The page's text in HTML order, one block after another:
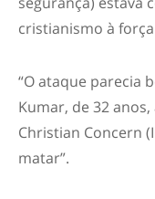
cristianismo à
“O ataque parecia
Kumar, de 32
Christian Concern
matar”.